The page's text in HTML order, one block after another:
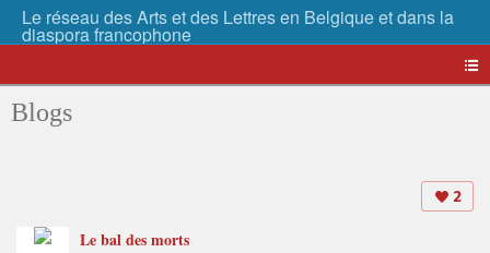
Blogs
2
Le bal des morts